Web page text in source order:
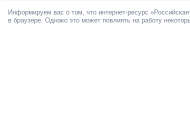
Информируем вас о том, что интернет-ресурс
в браузере. Однако это может повлиять на работу